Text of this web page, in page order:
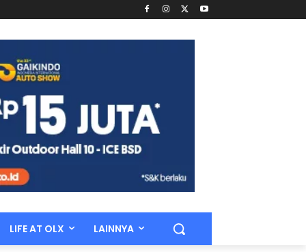
LIFE AT OLX LAINNYA